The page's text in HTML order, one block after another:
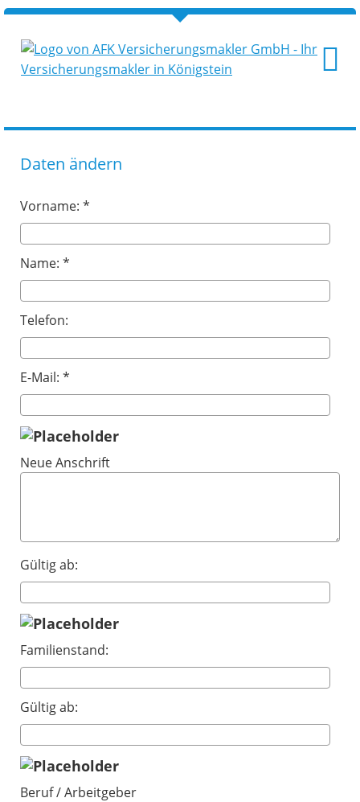
Daten ändern
Vorname: *
Name: *
Telefon:
E-Mail: *
Neue Anschrift
Gültig ab:
Familienstand:
Gültig ab:
Beruf / Arbeitgeber